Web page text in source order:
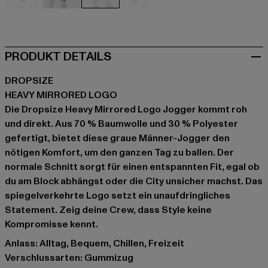
PRODUKT DETAILS
DROPSIZE
HEAVY MIRRORED LOGO
Die Dropsize Heavy Mirrored Logo Jogger kommt roh
und direkt. Aus 70 % Baumwolle und 30 % Polyester
gefertigt, bietet diese graue Männer-Jogger den
nötigen Komfort, um den ganzen Tag zu ballen. Der
normale Schnitt sorgt für einen entspannten Fit, egal ob
du am Block abhängst oder die City unsicher machst. Das
spiegelverkehrte Logo setzt ein unaufdringliches
Statement. Zeig deine Crew, dass Style keine
Kompromisse kennt.
Anlass: Alltag, Bequem, Chillen, Freizeit
Verschlussarten: Gummizug